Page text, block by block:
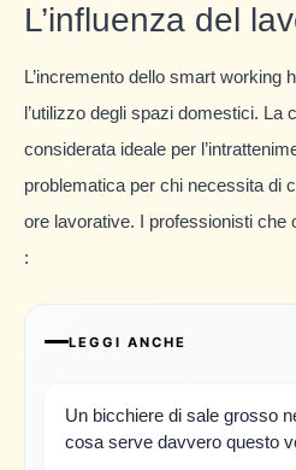
L’influenza del
L’incremento dello smart working
l’utilizzo degli spazi domestici. La
considerata ideale per
problematica per chi necessita di
ore lavorative. I professionisti che
:
LEGGI ANCHE
Un bicchiere di sale grosso
cosa serve davvero questo